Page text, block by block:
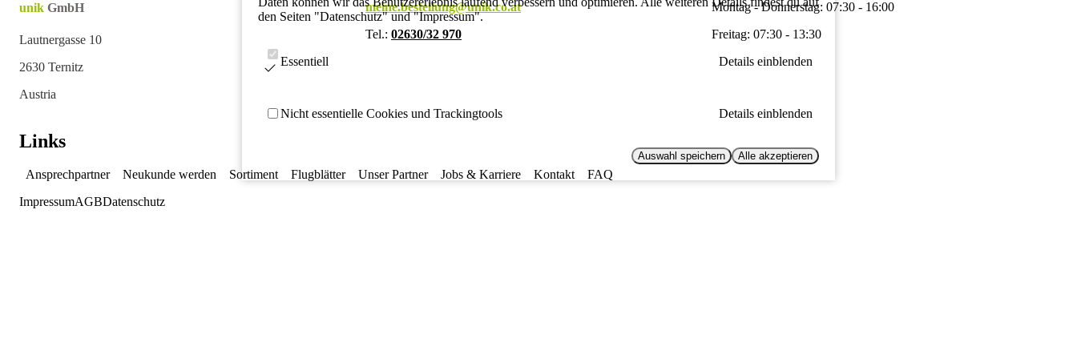
den Seiten "Datenschutz" und "Impressum".
Essentiell Details einblenden
Nicht essentielle Cookies und Trackingtools Details einblenden
Auswahl speichern Alle akzeptieren
unik GmbH
Lautnergasse 10
2630 Ternitz
Austria
meine.bestellung@unik.co.at
Tel.: 02630/32 970
Montag - Donnerstag: 07:30 - 16:00
Freitag: 07:30 - 13:30
Links
Ansprechpartner Neukunde werden Sortiment Flugblätter Unser Partner Jobs & Karriere Kontakt
FAQ
ImpressumAGBDatenschutz